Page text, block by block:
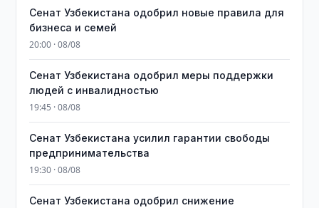
Сенат Узбекистана одобрил новые правила для
бизнеса и семей
20:00 · 08/08
Сенат Узбекистана одобрил меры поддержки
людей с инвалидностью
19:45 · 08/08
Сенат Узбекистана усилил гарантии свободы
предпринимательства
19:30 · 08/08
Сенат Узбекистана одобрил снижение